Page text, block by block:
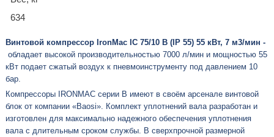
634
Винтовой компрессор IronMac IC 75/10 B (IP 55) 55 кВт, 7 м3/мин -
обладает высокой производительностью 7000 л/мин и мощностью 55
кВт подает сжатый воздух к пневмоинструменту под давлением 10
бар.
Компрессоры IRONMAC серии B имеют в своём арсенале винтовой
блок от компании «Baosi». Комплект уплотнений вала разработан и
изготовлен для максимально надежного обеспечения уплотнения
вала с длительным сроком службы. В сверхпрочной размерной